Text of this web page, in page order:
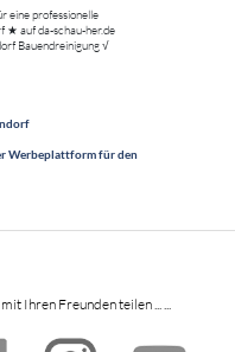
eine professionelle
★ auf da-schau-her.de
Bauendreinigung √
Werbeplattform für den
Ihren Freunden teilen ... ...